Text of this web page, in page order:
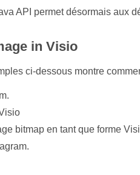
API permet désormais aux
in Visio
ci-dessous montre
bitmap en tant que forme